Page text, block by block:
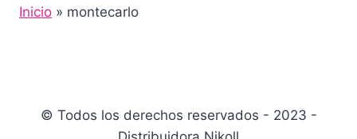
Inicio » montecarlo
© Todos los derechos reservados - 2023 -